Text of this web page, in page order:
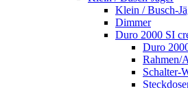
Klein / Busch-
Dimmer
Duro 2000 SI
Duro
Rahmen/
Schalter-